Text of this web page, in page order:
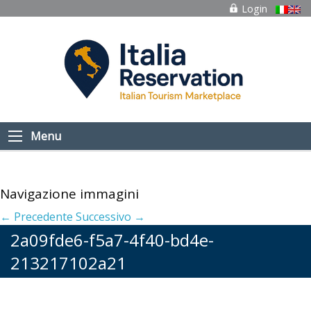
Login
Menu
Navigazione immagini
← Precedente Successivo →
2a09fde6-f5a7-4f40-bd4e-
213217102a21